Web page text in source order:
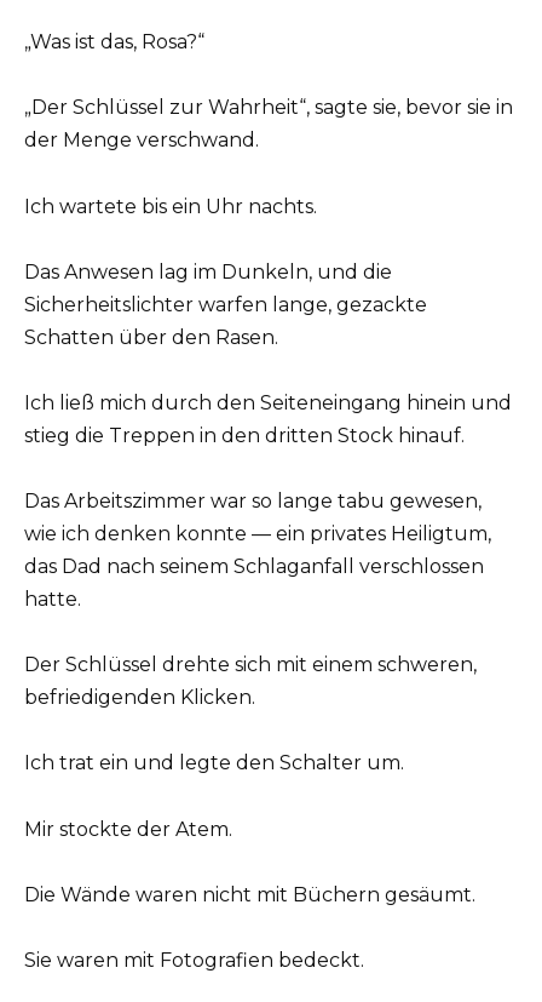
„Was ist das, Rosa?“
„Der Schlüssel zur Wahrheit“, sagte sie, bevor sie in
der Menge verschwand.
Ich wartete bis ein Uhr nachts.
Das Anwesen lag im Dunkeln, und die
Sicherheitslichter warfen lange, gezackte
Schatten über den Rasen.
Ich ließ mich durch den Seiteneingang hinein und
stieg die Treppen in den dritten Stock hinauf.
Das Arbeitszimmer war so lange tabu gewesen,
wie ich denken konnte — ein privates Heiligtum,
das Dad nach seinem Schlaganfall verschlossen
hatte.
Der Schlüssel drehte sich mit einem schweren,
befriedigenden Klicken.
Ich trat ein und legte den Schalter um.
Mir stockte der Atem.
Die Wände waren nicht mit Büchern gesäumt.
Sie waren mit Fotografien bedeckt.